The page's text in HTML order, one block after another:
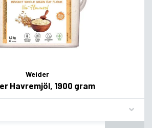
Weider
Havremjöl, 1900 gram